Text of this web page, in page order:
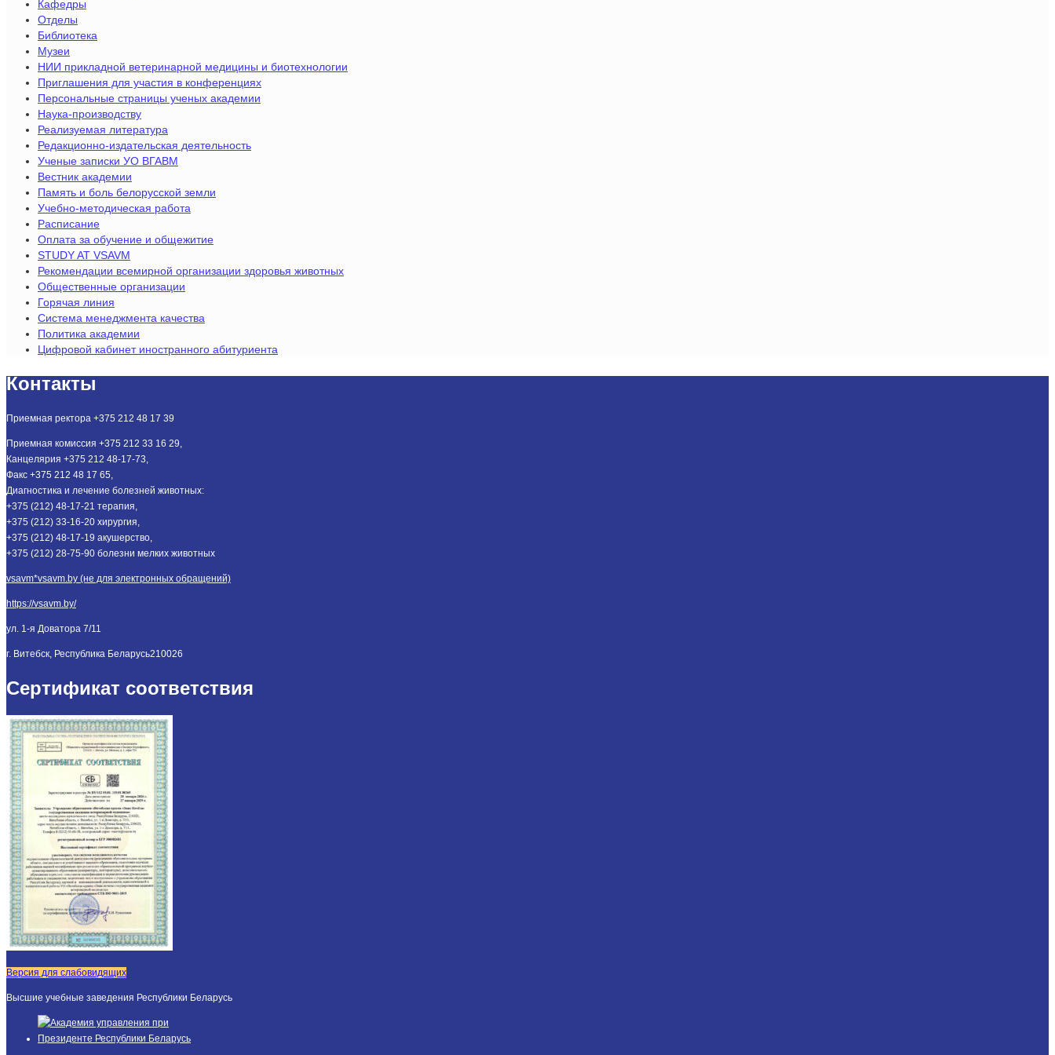
Кафедры
Отделы
Библиотека
Музеи
НИИ прикладной ветеринарной медицины и биотехнологии
Приглашения для участия в конференциях
Персональные страницы ученых академии
Наука-производству
Реализуемая литература
Редакционно-издательская деятельность
Ученые записки УО ВГАВМ
Вестник академии
Память и боль белорусской земли
Учебно-методическая работа
Расписание
Оплата за обучение и общежитие
STUDY AT VSAVM
Рекомендации всемирной организации здоровья животных
Общественные организации
Горячая линия
Система менеджмента качества
Политика академии
Цифровой кабинет иностранного абитуриента
Контакты
Приемная ректора +375 212 48 17 39
Приемная комиссия +375 212 33 16 29,
Канцелярия +375 212 48-17-73,
Факс +375 212 48 17 65,
Диагностика и лечение болезней животных:
+375 (212) 48-17-21 терапия,
+375 (212) 33-16-20 хирургия,
+375 (212) 48-17-19 акушерство,
+375 (212) 28-75-90 болезни мелких животных
vsavm*vsavm.by (не для электронных обращений)
https://vsavm.by/
ул. 1-я Доватора 7/11
г. Витебск, Республика Беларусь210026
Сертификат соответствия
Версия для слабовидящих
Высшие учебные заведения Республики Беларусь